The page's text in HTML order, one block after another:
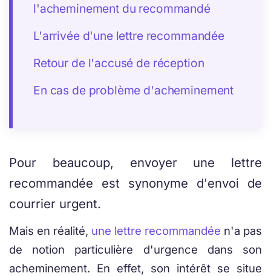
l'acheminement du recommandé
L'arrivée d'une lettre recommandée
Retour de l'accusé de réception
En cas de problème d'acheminement
Pour beaucoup, envoyer une lettre
recommandée est synonyme d'envoi de
courrier urgent.
Mais en réalité, une lettre recommandée n'a pas
de notion particulière d'urgence dans son
acheminement. En effet, son intérêt se situe